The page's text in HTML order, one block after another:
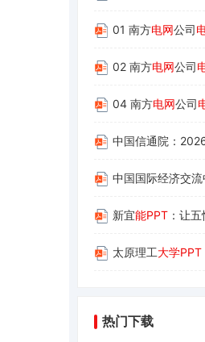
01 南方电网公司
02 南方电网公司
04 南方电网公司
中国信通院：
中国国际经济交
新宜能PPT ：让五恒“
太原理工大学PPT
热门下载